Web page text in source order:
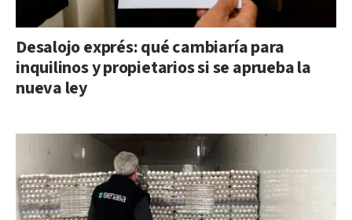
Desalojo exprés: qué cambiaría para
inquilinos y propietarios si se aprueba la
nueva ley